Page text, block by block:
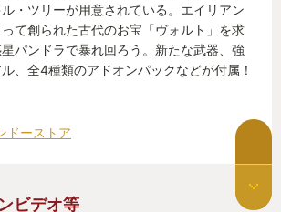
・ツリーが用意されている。エイリアン
て創られた古代のお宝「ヴォルト」を求
パンドラで暴れ回ろう。新たな武器、強
、全4種類のアドオンパックなどが付属！
ドーストア
ビデオ等